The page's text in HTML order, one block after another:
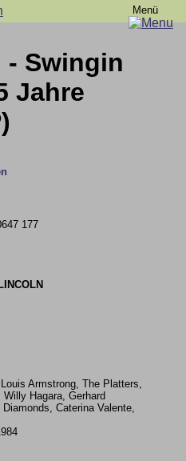
Menü
- Swingin
Jahre
177
Armstrong, The Platters,
Hagara, Gerhard
Caterina Valente,